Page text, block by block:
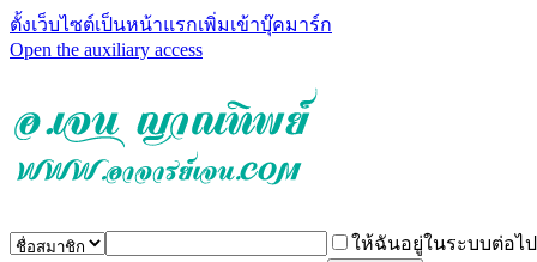
ตั้งเว็บไซต์เป็นหน้าแรกเพิ่มเข้าบุ๊คมาร์ก
Open the auxiliary access
ให้ฉันอยู่ในระบบต่อไป